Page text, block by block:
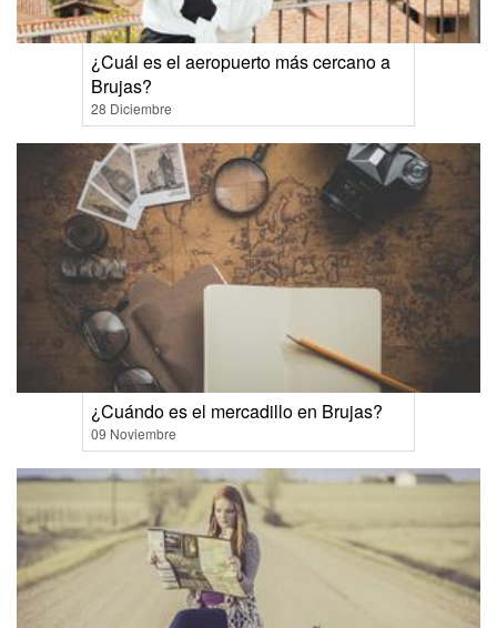
¿Cuál es el aeropuerto más cercano a
Brujas?
28 Diciembre
¿Cuándo es el mercadillo en Brujas?
09 Noviembre